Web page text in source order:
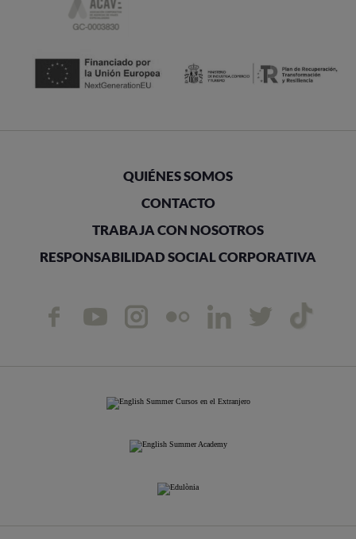
QUIÉNES SOMOS
CONTACTO
TRABAJA CON NOSOTROS
RESPONSABILIDAD SOCIAL CORPORATIVA